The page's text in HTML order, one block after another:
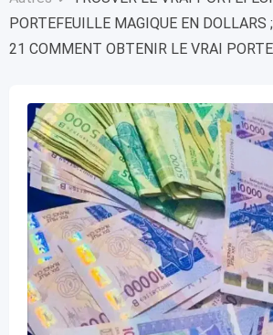
PORTEFEUILLE MAGIQUE EN
21 COMMENT OBTENIR LE VRAI